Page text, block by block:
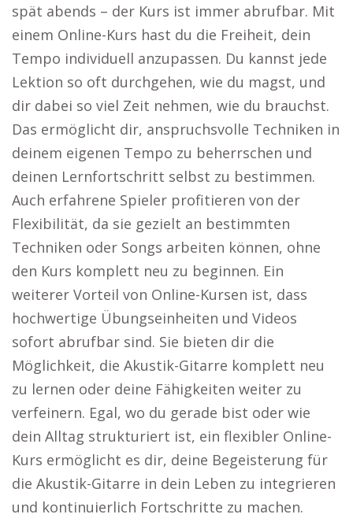
spät abends – der Kurs ist immer abrufbar. Mit
einem Online-Kurs hast du die Freiheit, dein
Tempo individuell anzupassen. Du kannst jede
Lektion so oft durchgehen, wie du magst, und
dir dabei so viel Zeit nehmen, wie du brauchst.
Das ermöglicht dir, anspruchsvolle Techniken in
deinem eigenen Tempo zu beherrschen und
deinen Lernfortschritt selbst zu bestimmen.
Auch erfahrene Spieler profitieren von der
Flexibilität, da sie gezielt an bestimmten
Techniken oder Songs arbeiten können, ohne
den Kurs komplett neu zu beginnen. Ein
weiterer Vorteil von Online-Kursen ist, dass
hochwertige Übungseinheiten und Videos
sofort abrufbar sind. Sie bieten dir die
Möglichkeit, die Akustik-Gitarre komplett neu
zu lernen oder deine Fähigkeiten weiter zu
verfeinern. Egal, wo du gerade bist oder wie
dein Alltag strukturiert ist, ein flexibler Online-
Kurs ermöglicht es dir, deine Begeisterung für
die Akustik-Gitarre in dein Leben zu integrieren
und kontinuierlich Fortschritte zu machen.